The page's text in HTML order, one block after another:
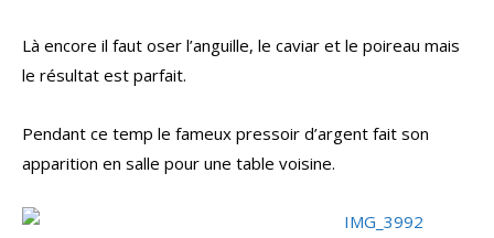
Là encore il faut oser l’anguille, le caviar et le poireau mais
le résultat est parfait.
Pendant ce temp le fameux pressoir d’argent fait son
apparition en salle pour une table voisine.